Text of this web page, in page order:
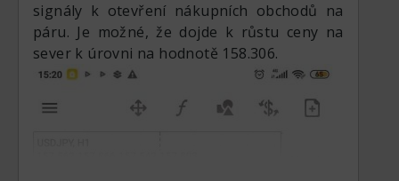
signály k otevření nákupních obchodů na
páru. Je možné, že dojde k růstu ceny na
sever k úrovni na hodnotě 158.306.